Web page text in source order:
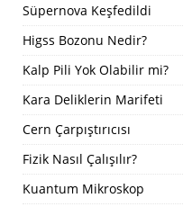
Süpernova Keşfedildi
Higss Bozonu Nedir?
Kalp Pili Yok Olabilir mi?
Kara Deliklerin Marifeti
Cern Çarpıştırıcısı
Fizik Nasıl Çalışılır?
Kuantum Mikroskop